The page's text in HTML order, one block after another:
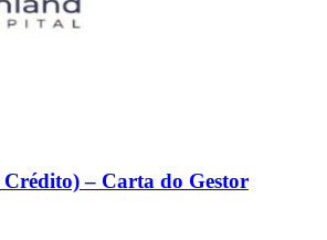
– Carta do Gestor